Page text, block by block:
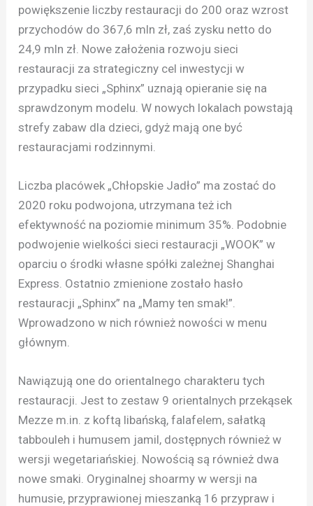
powiększenie liczby restauracji do 200 oraz wzrost
przychodów do 367,6 mln zł, zaś zysku netto do
24,9 mln zł. Nowe założenia rozwoju sieci
restauracji za strategiczny cel inwestycji w
przypadku sieci „Sphinx” uznają opieranie się na
sprawdzonym modelu. W nowych lokalach powstają
strefy zabaw dla dzieci, gdyż mają one być
restauracjami rodzinnymi.
Liczba placówek „Chłopskie Jadło” ma zostać do
2020 roku podwojona, utrzymana też ich
efektywność na poziomie minimum 35%. Podobnie
podwojenie wielkości sieci restauracji „WOOK” w
oparciu o środki własne spółki zależnej Shanghai
Express. Ostatnio zmienione zostało hasło
restauracji „Sphinx” na „Mamy ten smak!”.
Wprowadzono w nich również nowości w menu
głównym.
Nawiązują one do orientalnego charakteru tych
restauracji. Jest to zestaw 9 orientalnych przekąsek
Mezze m.in. z koftą libańską, falafelem, sałatką
tabbouleh i humusem jamil, dostępnych również w
wersji wegetariańskiej. Nowością są również dwa
nowe smaki. Oryginalnej shoarmy w wersji na
humusie, przyprawionej mieszanką 16 przypraw i